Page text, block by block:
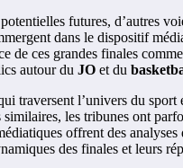
futures, d’autres
dans le dispositif
ces grandes finales
autour du JO et du
traversent l’univers du
les tribunes ont
offrent des
des finales et leurs